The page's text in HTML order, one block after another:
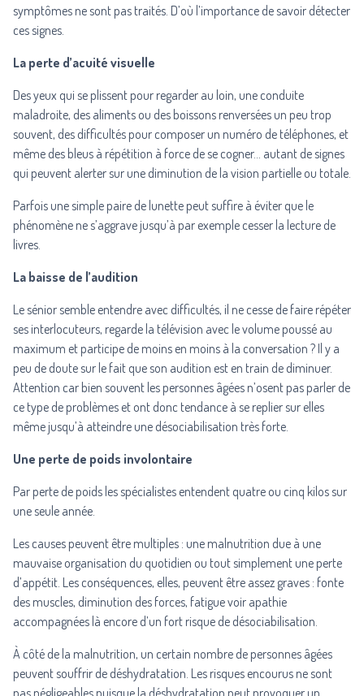
symptômes ne sont pas traités. D’où l’importance de savoir détecter
ces signes.
La perte d’acuité visuelle
Des yeux qui se plissent pour regarder au loin, une conduite
maladroite, des aliments ou des boissons renversées un peu trop
souvent, des difficultés pour composer un numéro de téléphones, et
même des bleus à répétition à force de se cogner… autant de signes
qui peuvent alerter sur une diminution de la vision partielle ou totale.
Parfois une simple paire de lunette peut suffire à éviter que le
phénomène ne s’aggrave jusqu’à par exemple cesser la lecture de
livres.
La baisse de l’audition
Le sénior semble entendre avec difficultés, il ne cesse de faire répéter
ses interlocuteurs, regarde la télévision avec le volume poussé au
maximum et participe de moins en moins à la conversation ? Il y a
peu de doute sur le fait que son audition est en train de diminuer.
Attention car bien souvent les personnes âgées n’osent pas parler de
ce type de problèmes et ont donc tendance à se replier sur elles
même jusqu’à atteindre une désociabilisation très forte.
Une perte de poids involontaire
Par perte de poids les spécialistes entendent quatre ou cinq kilos sur
une seule année.
Les causes peuvent être multiples : une malnutrition due à une
mauvaise organisation du quotidien ou tout simplement une perte
d’appétit. Les conséquences, elles, peuvent être assez graves : fonte
des muscles, diminution des forces, fatigue voir apathie
accompagnées là encore d’un fort risque de désociabilisation.
À côté de la malnutrition, un certain nombre de personnes âgées
peuvent souffrir de déshydratation. Les risques encourus ne sont
pas négligeables puisque la déshydratation peut provoquer un